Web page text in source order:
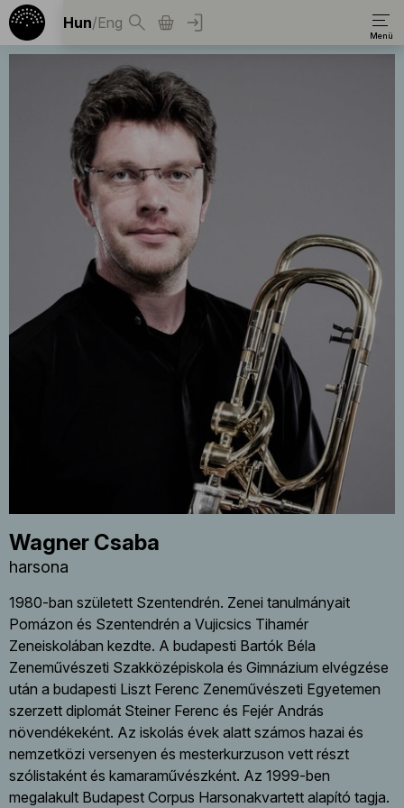
Hun/Eng
Wagner Csaba
harsona
1980-ban született Szentendrén. Zenei tanulmányait
Pomázon és Szentendrén a Vujicsics Tihamér
Zeneiskolában kezdte. A budapesti Bartók Béla
Zeneművészeti Szakközépiskola és Gimnázium elvégzése
után a budapesti Liszt Ferenc Zeneművészeti Egyetemen
szerzett diplomát Steiner Ferenc és Fejér András
növendékeként. Az iskolás évek alatt számos hazai és
nemzetközi versenyen és mesterkurzuson vett részt
szólistaként és kamaraművészként. Az 1999-ben
megalakult Budapest Corpus Harsonakvartett alapító tagja.